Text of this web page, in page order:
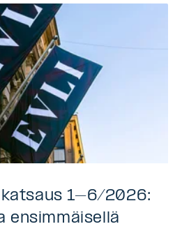
1–6/2026:
ensimmäisellä